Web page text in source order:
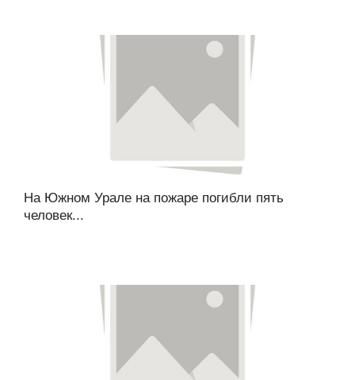
На Южном Урале на пожаре погибли пять
человек...